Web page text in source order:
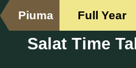
Piuma Full Year
Salat Time